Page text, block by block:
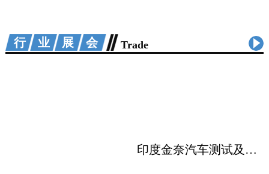
行业展会 Trade
印度金奈汽车测试及质量监控展览会 Automotive Testing Expo